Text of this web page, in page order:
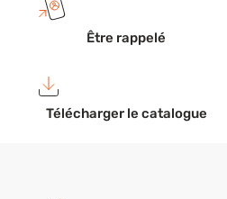
Être rappelé
Télécharger le catalogue